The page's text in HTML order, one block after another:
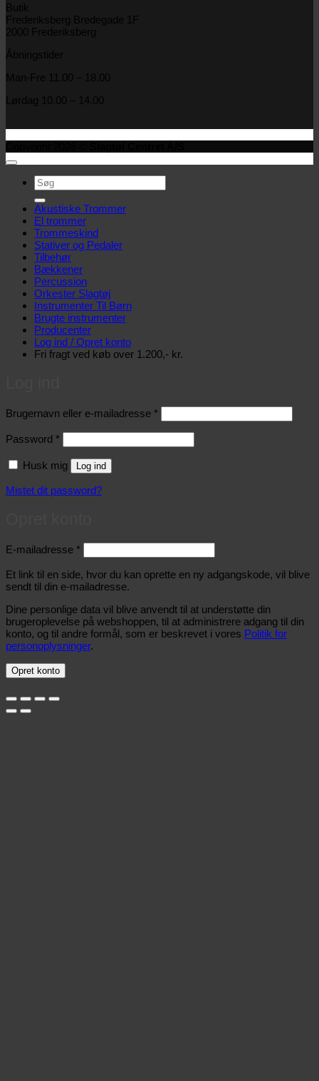
Butik
Frederiksberg Bredegade 1F
2000 Frederiksberg
Åbningstider
Man-Fre 11.00 – 18.00
Lørdag 10.00 – 14.00
Søg
efter:
Akustiske Trommer
El trommer
Trommeskind
Stativer og Pedaler
Tilbehør
Bækkener
Percussion
Orkester Slagtøj
Instrumenter Til Børn
Brugte instrumenter
Producenter
Log ind / Opret konto
Fri fragt ved køb over 1.200,- kr.
Brugernavn eller e-mailadresse *
Password *
Husk mig Log ind
Mistet dit password?
E-mailadresse *
Et link til en side, hvor du kan oprette en ny adgangskode, vil blive
sendt til din e-mailadresse.
Dine personlige data vil blive anvendt til at understøtte din
brugeroplevelse på webshoppen, til at administrere adgang til din
konto, og til andre formål, som er beskrevet i vores Politik for
personoplysninger.
Opret konto